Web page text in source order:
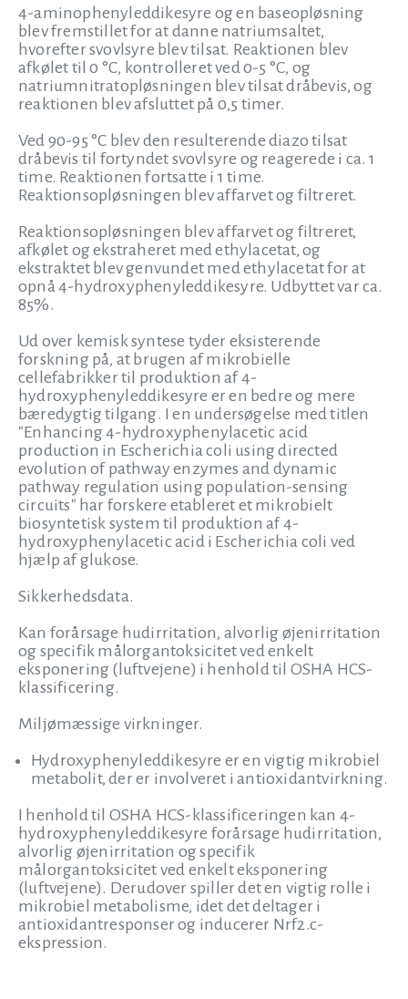
4-aminophenyleddikesyre og en baseopløsning
blev fremstillet for at danne natriumsaltet,
hvorefter svovlsyre blev tilsat. Reaktionen blev
afkølet til 0 °C, kontrolleret ved 0-5 °C, og
natriumnitratopløsningen blev tilsat dråbevis, og
reaktionen blev afsluttet på 0,5 timer.
Ved 90-95 °C blev den resulterende diazo tilsat
dråbevis til fortyndet svovlsyre og reagerede i ca. 1
time. Reaktionen fortsatte i 1 time.
Reaktionsopløsningen blev affarvet og filtreret.
Reaktionsopløsningen blev affarvet og filtreret,
afkølet og ekstraheret med ethylacetat, og
ekstraktet blev genvundet med ethylacetat for at
opnå 4-hydroxyphenyleddikesyre. Udbyttet var ca.
85%.
Ud over kemisk syntese tyder eksisterende
forskning på, at brugen af mikrobielle
cellefabrikker til produktion af 4-
hydroxyphenyleddikesyre er en bedre og mere
bæredygtig tilgang. I en undersøgelse med titlen
"Enhancing 4-hydroxyphenylacetic acid
production in Escherichia coli using directed
evolution of pathway enzymes and dynamic
pathway regulation using population-sensing
circuits" har forskere etableret et mikrobielt
biosyntetisk system til produktion af 4-
hydroxyphenylacetic acid i Escherichia coli ved
hjælp af glukose.
Sikkerhedsdata.
Kan forårsage hudirritation, alvorlig øjenirritation
og specifik målorgantoksicitet ved enkelt
eksponering (luftvejene) i henhold til OSHA HCS-
klassificering.
Miljømæssige virkninger.
Hydroxyphenyleddikesyre er en vigtig mikrobiel
metabolit, der er involveret i antioxidantvirkning.
I henhold til OSHA HCS-klassificeringen kan 4-
hydroxyphenyleddikesyre forårsage hudirritation,
alvorlig øjenirritation og specifik
målorgantoksicitet ved enkelt eksponering
(luftvejene). Derudover spiller det en vigtig rolle i
mikrobiel metabolisme, idet det deltager i
antioxidantresponser og inducerer Nrf2.c-
ekspression.